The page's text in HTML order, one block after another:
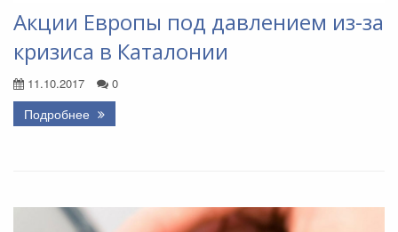
Акции Европы под давлением из-за
кризиса в Каталонии
11.10.2017 0
Подробнее